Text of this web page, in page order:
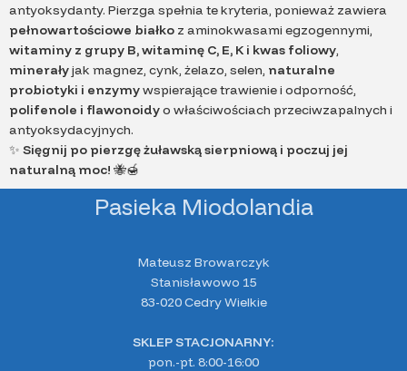
antyoksydanty. Pierzga spełnia te kryteria, ponieważ zawiera
pełnowartościowe białko z aminokwasami egzogennymi,
witaminy z grupy B, witaminę C, E, K i kwas foliowy,
minerałyjak magnez, cynk, żelazo, selen, naturalne
probiotyki i enzymywspierające trawienie i odporność,
polifenole i flawonoidyo właściwościach przeciwzapalnych i
antyoksydacyjnych.
✨ Sięgnij po pierzgę żuławską sierpniową i poczuj jej
naturalną moc! 🐝🍯
Pasieka Miodolandia
Mateusz Browarczyk
Stanisławowo 15
83-020 Cedry Wielkie
SKLEP STACJONARNY:
pon.-pt. 8:00-16:00